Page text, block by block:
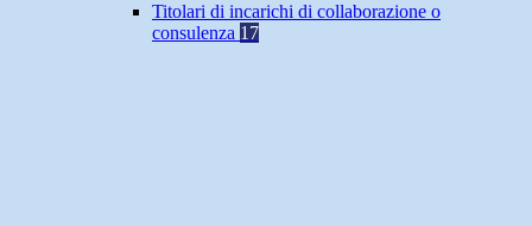
Titolari di incarichi di collaborazione o
consulenza 17